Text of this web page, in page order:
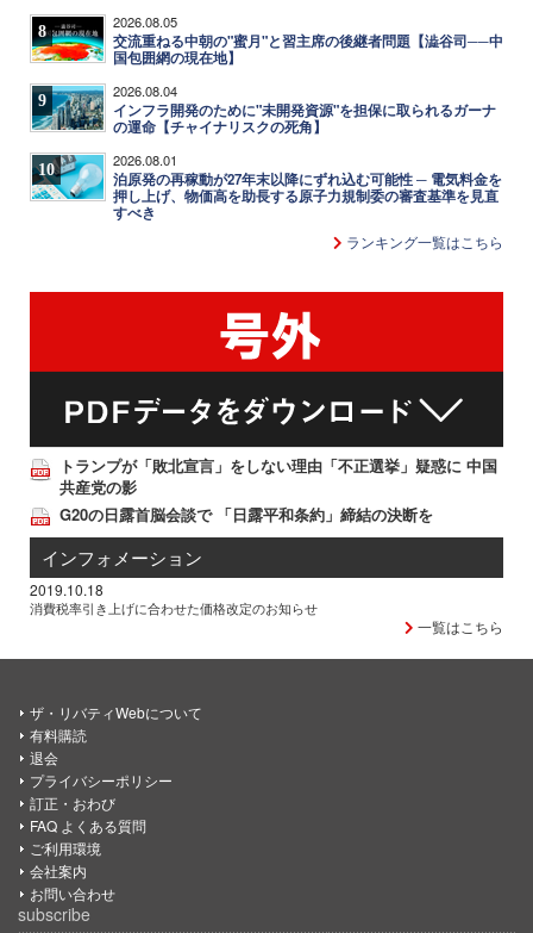
8 2026.08.05
交流重ねる中朝の"蜜月"と習主席の後継者問題【澁谷司──中
国包囲網の現在地】
9 2026.08.04
インフラ開発のために"未開発資源"を担保に取られるガーナ
の運命【チャイナリスクの死角】
10 2026.08.01
泊原発の再稼動が27年末以降にずれ込む可能性 ─ 電気料金を
押し上げ、物価高を助長する原子力規制委の審査基準を見直
すべき
ランキング一覧はこちら
トランプが「敗北宣言」をしない理由「不正選挙」疑惑に 中国
共産党の影
G20の日露首脳会談で 「日露平和条約」締結の決断を
インフォメーション
2019.10.18
消費税率引き上げに合わせた価格改定のお知らせ
一覧はこちら
ザ・リバティWebについて
有料購読
退会
プライバシーポリシー
訂正・おわび
FAQ よくある質問
ご利用環境
会社案内
お問い合わせ
subscribe